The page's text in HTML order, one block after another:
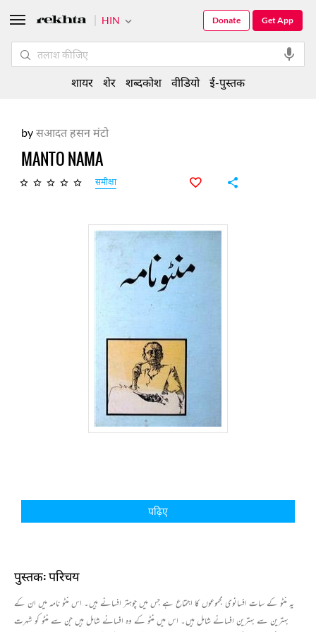
byसआदत हसन मंटो
MANTO NAMA
समीक्षा
पढ़िए
पुस्तक: परिचय
یہ منٹو کے سات افسانوی مجموعوں کا اجتماع ہے جس میں چوہتر افسانے ہیں۔ اس منٹو نامہ میں ان کے
بہترین سے بہترین افسانے شامل ہیں۔ اس میں منٹو کے وہ افسانے شامل ہیں جن سے منٹو کو شہرت
HIN Get App
Donate
शायर शेर शब्दकोश वीडियो ई-पुस्तक